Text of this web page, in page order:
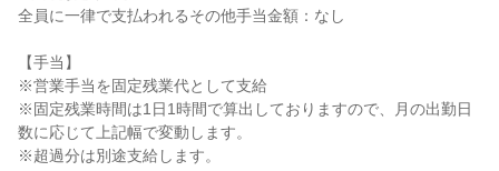
全員に一律で支払われるその他手当金額：なし
【手当】
※営業手当を固定残業代として支給
※固定残業時間は1日1時間で算出しておりますので、月の出勤日
数に応じて上記幅で変動します。
※超過分は別途支給します。